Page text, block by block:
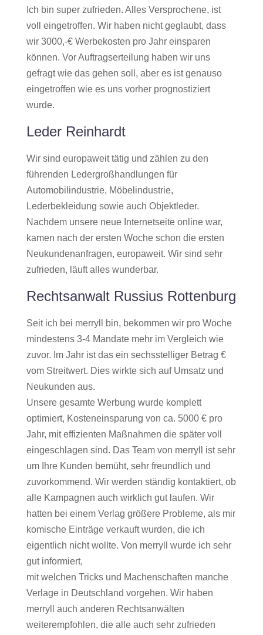
Ich bin super zufrieden. Alles Versprochene, ist
voll eingetroffen. Wir haben nicht geglaubt, dass
wir 3000,-€ Werbekosten pro Jahr einsparen
können. Vor Auftragserteilung haben wir uns
gefragt wie das gehen soll, aber es ist genauso
eingetroffen wie es uns vorher prognostiziert
wurde.
Leder Reinhardt
Wir sind europaweit tätig und zählen zu den
führenden Ledergroßhandlungen für
Automobilindustrie, Möbelindustrie,
Lederbekleidung sowie auch Objektleder.
Nachdem unsere neue Internetseite online war,
kamen nach der ersten Woche schon die ersten
Neukundenanfragen, europaweit. Wir sind sehr
zufrieden, läuft alles wunderbar.
Rechtsanwalt Russius Rottenburg
Seit ich bei merryll bin, bekommen wir pro Woche
mindestens 3-4 Mandate mehr im Vergleich wie
zuvor. Im Jahr ist das ein sechsstelliger Betrag €
vom Streitwert. Dies wirkte sich auf Umsatz und
Neukunden aus.
Unsere gesamte Werbung wurde komplett
optimiert, Kosteneinsparung von ca. 5000 € pro
Jahr, mit effizienten Maßnahmen die später voll
eingeschlagen sind. Das Team von merryll ist sehr
um Ihre Kunden bemüht, sehr freundlich und
zuvorkommend. Wir werden ständig kontaktiert, ob
alle Kampagnen auch wirklich gut laufen. Wir
hatten bei einem Verlag größere Probleme, als mir
komische Einträge verkauft wurden, die ich
eigentlich nicht wollte. Von merryll wurde ich sehr
gut informiert,
mit welchen Tricks und Machenschaften manche
Verlage in Deutschland vorgehen. Wir haben
merryll auch anderen Rechtsanwälten
weiterempfohlen, die alle auch sehr zufrieden